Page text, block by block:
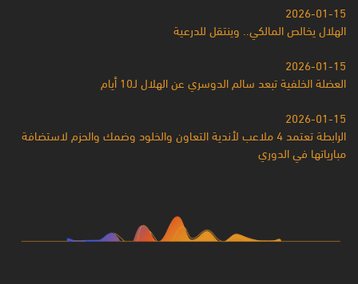
2026-01-15
الهلال يخالص المالكي.. وينتقل للدرعية
2026-01-15
العضلة الخلفية تبعد سالم الدوسري عن الهلال لـ10 أيام
2026-01-15
الرابطة تعتمد 4 ملاعب لأندية التعاون والخلود وضمك والحزم لاستضافة
مبارياتها في الدوري